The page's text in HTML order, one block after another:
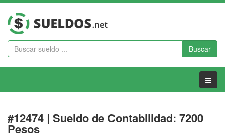
Buscar
Menu
#12474 | Sueldo de Contabilidad: 7200
Pesos